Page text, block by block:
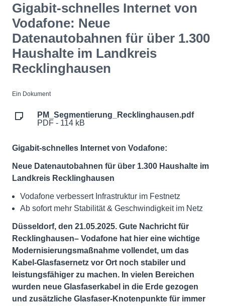
Gigabit-schnelles Internet von
Vodafone: Neue
Datenautobahnen für über 1.300
Haushalte im Landkreis
Recklinghausen
Ein Dokument
PM_Segmentierung_Recklinghausen.pdf
PDF - 114 kB
Gigabit-schnelles Internet von Vodafone:
Neue Datenautobahnen für über 1.300 Haushalte im
Landkreis Recklinghausen
Vodafone verbessert Infrastruktur im Festnetz
Ab sofort mehr Stabilität & Geschwindigkeit im Netz
Düsseldorf, den 21.05.2025. Gute Nachricht für
Recklinghausen– Vodafone hat hier eine wichtige
Modernisierungsmaßnahme vollendet, um das
Kabel-Glasfasernetz vor Ort noch stabiler und
leistungsfähiger zu machen. In vielen Bereichen
wurden neue Glasfaserkabel in die Erde gezogen
und zusätzliche Glasfaser-Knotenpunkte für immer